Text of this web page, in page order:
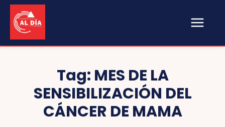
Tag: MES DE LA
SENSIBILIZACIÓN DEL
CÁNCER DE MAMA